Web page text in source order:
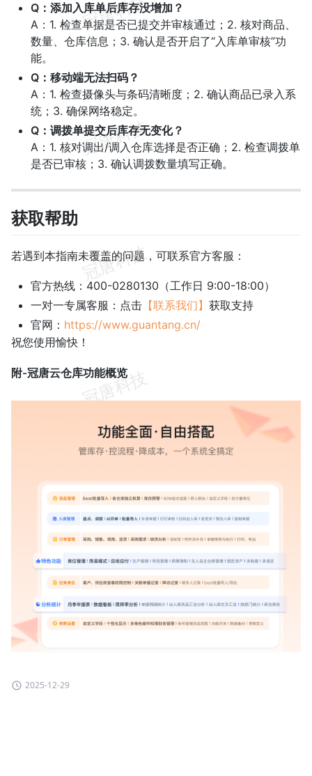
Q：添加入库单后库存没增加？
A：1. 检查单据是否已提交并审核通过；2. 核对商品、
数量、仓库信息；3. 确认是否开启了“入库单审核”功
能。
Q：移动端无法扫码？
A：1. 检查摄像头与条码清晰度；2. 确认商品已录入系
统；3. 确保网络稳定。
Q：调拨单提交后库存无变化？
A：1. 核对调出/调入仓库选择是否正确；2. 检查调拨单
是否已审核；3. 确认调拨数量填写正确。
获取帮助
若遇到本指南未覆盖的问题，可联系官方客服：
官方热线：400-0280130（工作日 9:00-18:00）
一对一专属客服：点击 【联系我们】 获取支持
官网： https://www.guantang.cn/
祝您使用愉快！
附-冠唐云仓库功能概览
2025-12-29